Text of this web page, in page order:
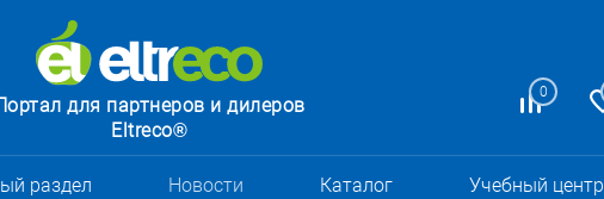
0
для партнеров и дилеров
Eltreco®
раздел Новости Каталог Учебный центр